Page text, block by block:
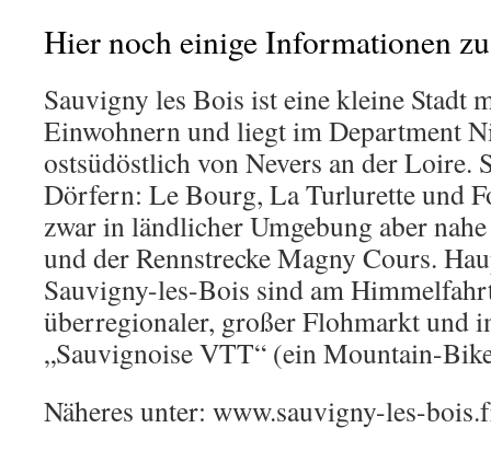
Hier noch einige Informationen
Sauvigny les Bois ist eine kleine Stadt
Einwohnern und liegt im Department
ostsüdöstlich von Nevers an der Loire.
Dörfern: Le Bourg, La Turlurette und
zwar in ländlicher Umgebung aber
und der Rennstrecke Magny Cours.
Sauvigny-les-Bois sind am
überregionaler, großer Flohmarkt und
„Sauvignoise VTT“ (ein Mountain-
Näheres unter: www.sauvigny-les-